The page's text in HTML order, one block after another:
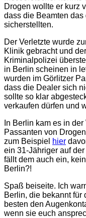
Drogen wollte er kurz
dass die Beamten
sicherstellten.
Der Verletzte wurde
Klinik gebracht und
Kriminalpolizei
in Berlin scheinen in
wurden im Görlitzer
dass die Dealer sich
sollte so klar
verkaufen dürfen und
In Berlin kam es in
Passanten von
zum Beispiel hier
ein 31-Jähriger auf
fällt dem auch ein,
Berlin?!
Spaß beiseite. Ich
Berlin, die bekannt für
besten den
wenn sie euch